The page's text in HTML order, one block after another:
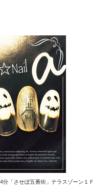
分「させぼ五番街」テラスゾーン１Ｆ